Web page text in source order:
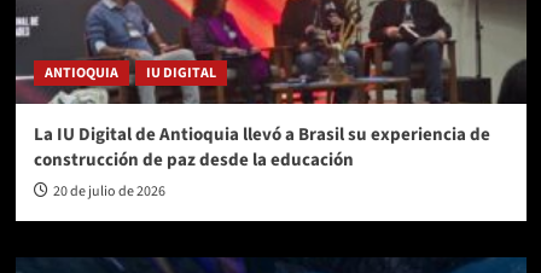
ANTIOQUIA IU DIGITAL
La IU Digital de Antioquia llevó a Brasil su experiencia de
construcción de paz desde la educación
20 de julio de 2026